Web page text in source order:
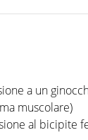
a un
muscolare)
al bicipite